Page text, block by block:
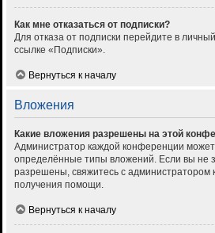
Как мне отказаться от подписки?
Для отказа от подписки перейдите в
ссылке «Подписки».
Вернуться к началу
Вложения
Какие вложения разрешены на этой
Администратор каждой конференции
определённые типы вложений. Если вы не
разрешены, свяжитесь с администратором
получения помощи.
Вернуться к началу